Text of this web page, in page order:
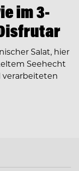
im 3-
Salat, hier
Seehecht
verarbeiteten